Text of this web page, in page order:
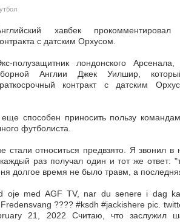
хавбек прокомментировал
с датским Орхусом.
полузащитник лондонского
Англии Джек Уилшир,
контракт с датским
еще способен приносить пользу
футболиста.
относиться предвзято. Я звонил в
раз получал один и тот же ответ:
долгое время не было травм, а
oje med AGF TV, nar du senere i dag
???? #ksdh #jackishere pic.
21, 2022 Считаю, что заслужил